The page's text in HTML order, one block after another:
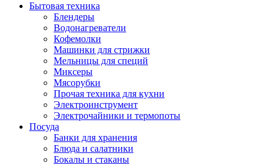
Бытовая техника
Блендеры
Водонагреватели
Кофемолки
Машинки для стрижки
Мельницы для специй
Миксеры
Мясорубки
Прочая техника для кухни
Электроинструмент
Электрочайники и термопоты
Посуда
Банки для хранения
Блюда и салатники
Бокалы и стаканы